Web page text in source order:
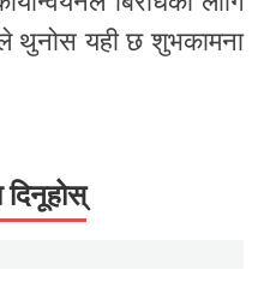
थुनोस यही छ शुभकामना
दिनूहोस्